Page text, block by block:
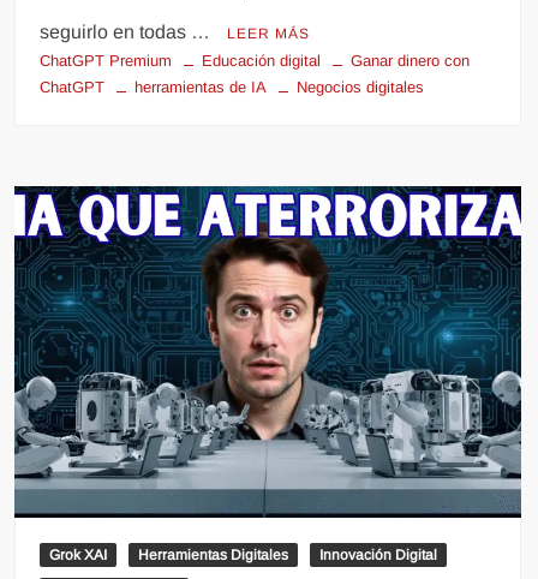
seguirlo en todas … LEER MÁS
ChatGPT Premium Educación digital
Ganar dinero con
ChatGPT
herramientas de IA Negocios digitales
Grok XAI Herramientas Digitales Innovación Digital